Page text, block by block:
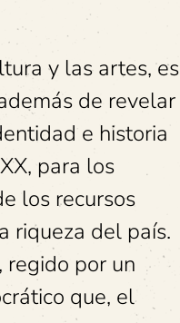
y las artes, es
de revelar
e historia
para los
los recursos
riqueza del país.
por un
que, el